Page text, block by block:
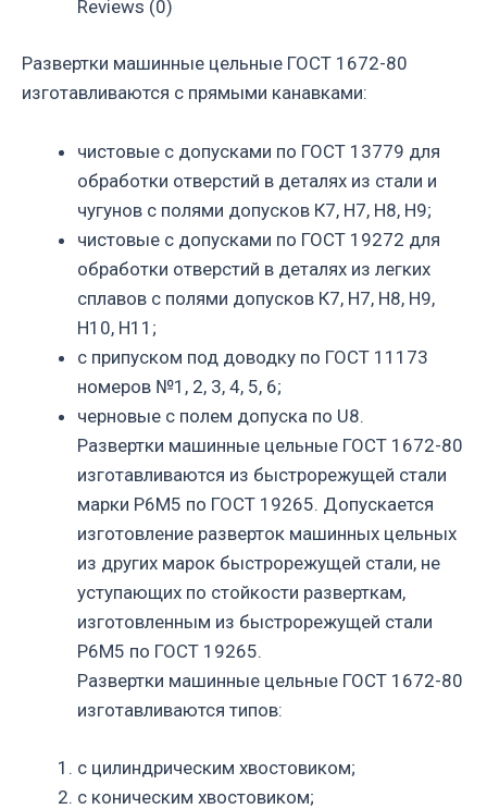
Reviews (0)
Развертки машинные цельные ГОСТ 1672-80
изготавливаются с прямыми канавками:
чистовые с допусками по ГОСТ 13779 для
обработки отверстий в деталях из стали и
чугунов с полями допусков К7, Н7, Н8, Н9;
чистовые с допусками по ГОСТ 19272 для
обработки отверстий в деталях из легких
сплавов с полями допусков К7, Н7, Н8, Н9,
Н10, Н11;
с припуском под доводку по ГОСТ 11173
номеров №1, 2, 3, 4, 5, 6;
черновые с полем допуска по U8.
Развертки машинные цельные ГОСТ 1672-80
изготавливаются из быстрорежущей стали
марки Р6М5 по ГОСТ 19265. Допускается
изготовление разверток машинных цельных
из других марок быстрорежущей стали, не
уступающих по стойкости разверткам,
изготовленным из быстрорежущей стали
Р6М5 по ГОСТ 19265.
Развертки машинные цельные ГОСТ 1672-80
изготавливаются типов:
с цилиндрическим хвостовиком;
с коническим хвостовиком;